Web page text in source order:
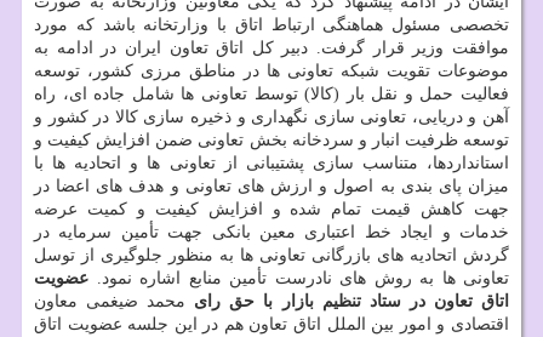
تخصصی مسئول هماهنگی ارتباط اتاق با وزارتخانه باشد که مورد
موافقت وزیر قرار گرفت. دبیر کل اتاق تعاون ایران در ادامه به
موضوعات تقویت شبکه تعاونی ها در مناطق مرزی کشور، توسعه
فعالیت حمل و نقل بار (کالا) توسط تعاونی ها شامل جاده ای، راه
آهن و دریایی، تعاونی سازی نگهداری و ذخیره سازی کالا در کشور و
توسعه ظرفیت انبار و سردخانه بخش تعاونی ضمن افزایش کیفیت و
استانداردها، متناسب سازی پشتیبانی از تعاونی ها و اتحادیه ها با
میزان پای بندی به اصول و ارزش های تعاونی و هدف های اعضا در
جهت کاهش قیمت تمام شده و افزایش کیفیت و کمیت عرضه
خدمات و ایجاد خط اعتباری معین بانکی جهت تأمین سرمایه در
گردش اتحادیه های بازرگانی تعاونی ها به منظور جلوگیری از توسل
تعاونی ها به روش های نادرست تأمین منابع اشاره نمود. عضویت
اتاق تعاون در ستاد تنظیم بازار با حق رای محمد ضیغمی معاون
اقتصادی و امور بین الملل اتاق تعاون هم در این جلسه عضویت اتاق